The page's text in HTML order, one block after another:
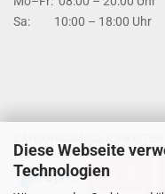
Diese Webseite
Technologien
Sa: 10:00 – 18:00 Uhr